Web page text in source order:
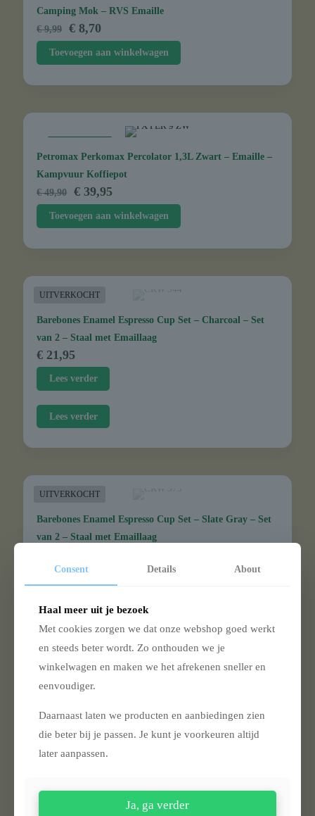
Camping Mok – RVS Emaille
€9,99
Oorspronkelijke
prijs
was:
€ 9,99.
€ 8,70
prijs
is:
€ 8,70.
Toevoegen aan winkelwagen
Petromax Perkomax Percolator 1,3L Zwart – Emaille –
Kampvuur Koffiepot
€49,90
Oorspronkelijke
prijs
was:
€ 49,90.
€ 39,95Huidige
prijs
is:
€ 39,95.
Toevoegen aan winkelwagen
UITVERKOCHT
Barebones Enamel Espresso Cup Set – Charcoal – Set
van 2 – Staal met Emaillaag
€ 21,95
Lees verder
Lees verder
UITVERKOCHT
Barebones Enamel Espresso Cup Set – Slate Gray – Set
van 2 – Staal met Emaillaag
Lees verder
UITVERKOCHT
Bon Fire Ketel 2,2 Liter
€34,95
Lees verder
Consent Details About
Haal meer uit je bezoek
Met cookies zorgen we dat onze webshop goed werkt
en steeds beter wordt. Zo onthouden we je
winkelwagen en maken we het afrekenen sneller en
eenvoudiger.
Daarnaast laten we producten en aanbiedingen zien
die beter bij je passen. Je kunt je voorkeuren altijd
later aanpassen.
Ja, ga verder